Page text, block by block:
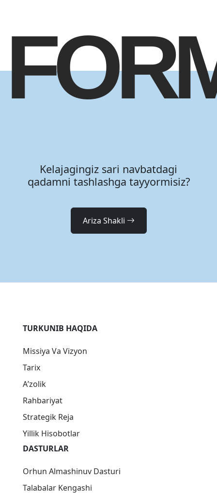
Kelajagingiz sari navbatdagi
qadamni tashlashga tayyormisiz?
Ariza Shakli
TURKUNIB HAQIDA
Missiya Va Vizyon
Tarix
Aʼzolik
Rahbariyat
Strategik Reja
Yillik Hisobotlar
DASTURLAR
Orhun Almashinuv Dasturi
Talabalar Kengashi